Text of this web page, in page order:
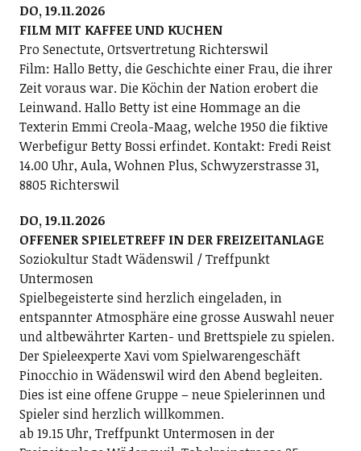
DO, 19.11.2026
FILM MIT KAFFEE UND KUCHEN
Pro Senectute, Ortsvertretung Richterswil
Film: Hallo Betty, die Geschichte einer Frau, die ihrer
Zeit voraus war. Die Köchin der Nation erobert die
Leinwand. Hallo Betty ist eine Hommage an die
Texterin Emmi Creola-Maag, welche 1950 die fiktive
Werbefigur Betty Bossi erfindet. Kontakt: Fredi Reist
14.00 Uhr, Aula, Wohnen Plus, Schwyzerstrasse 31,
8805 Richterswil
DO, 19.11.2026
OFFENER SPIELETREFF IN DER FREIZEITANLAGE
Soziokultur Stadt Wädenswil / Treffpunkt
Untermosen
Spielbegeisterte sind herzlich eingeladen, in
entspannter Atmosphäre eine grosse Auswahl neuer
und altbewährter Karten- und Brettspiele zu spielen.
Der Spieleexperte Xavi vom Spielwarengeschäft
Pinocchio in Wädenswil wird den Abend begleiten.
Dies ist eine offene Gruppe – neue Spielerinnen und
Spieler sind herzlich willkommen.
ab 19.15 Uhr, Treffpunkt Untermosen in der